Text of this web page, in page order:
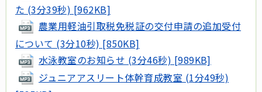
た (3分39秒) [962KB]
農業用軽油引取税免税証の交付申請の追加受付
について (3分10秒) [850KB]
水泳教室のお知らせ (3分46秒) [989KB]
ジュニアアスリート体幹育成教室 (1分49秒)